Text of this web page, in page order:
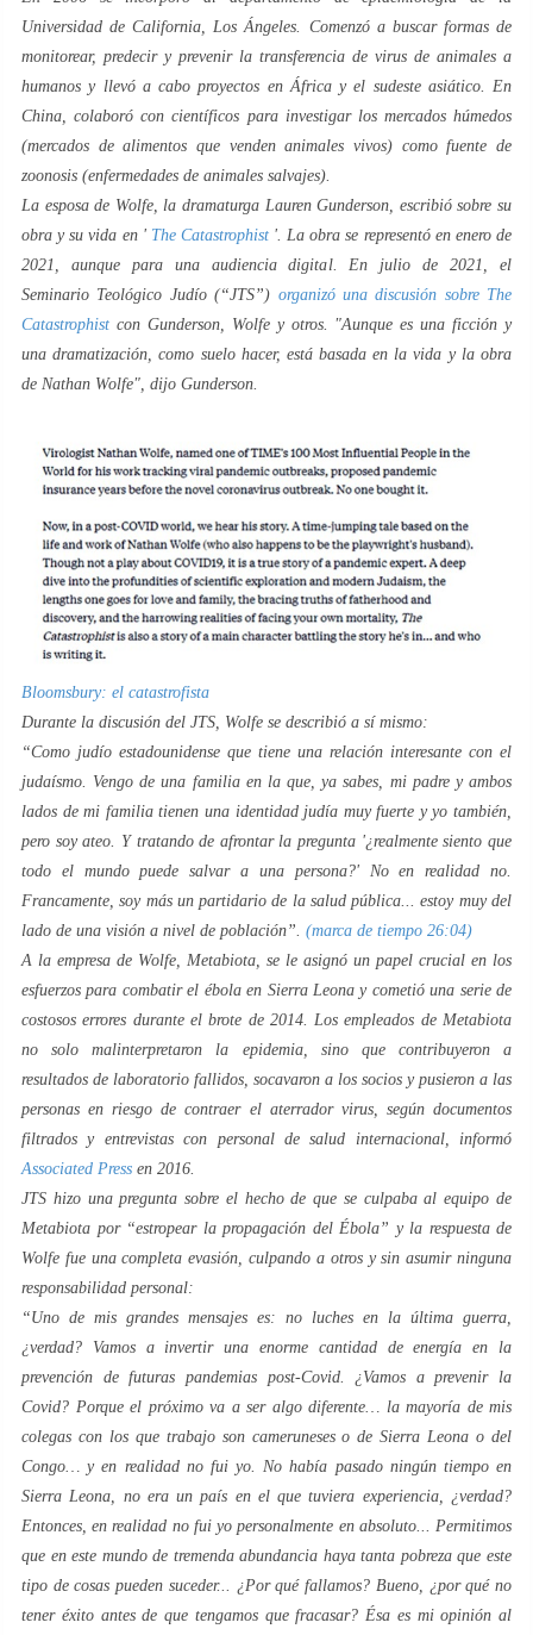
Universidad de California, Los Ángeles. Comenzó a buscar formas de
monitorear, predecir y prevenir la transferencia de virus de animales a
humanos y llevó a cabo proyectos en África y el sudeste asiático. En
China, colaboró ​​con científicos para investigar los mercados húmedos
(mercados de alimentos que venden animales vivos) como fuente de
zoonosis (enfermedades de animales salvajes).
La esposa de Wolfe, la dramaturga Lauren Gunderson, escribió sobre su
obra y su vida en ' The Catastrophist'. La obra se representó en enero de
2021, aunque para una audiencia digital. En julio de 2021, el
Seminario Teológico Judío (“JTS”) organizó una discusión sobre The
Catastrophist con Gunderson, Wolfe y otros. "Aunque es una ficción y
una dramatización, como suelo hacer, está basada en la vida y la obra
de Nathan Wolfe", dijo Gunderson.
Bloomsbury: el catastrofista
Durante la discusión del JTS, Wolfe se describió a sí mismo:
“Como judío estadounidense que tiene una relación interesante con el
judaísmo. Vengo de una familia en la que, ya sabes, mi padre y ambos
lados de mi familia tienen una identidad judía muy fuerte y yo también,
pero soy ateo. Y tratando de afrontar la pregunta '¿realmente siento que
todo el mundo puede salvar a una persona?' No en realidad no.
Francamente, soy más un partidario de la salud pública... estoy muy del
lado de una visión a nivel de población”. (marca de tiempo 26:04)
A la empresa de Wolfe, Metabiota, se le asignó un papel crucial en los
esfuerzos para combatir el ébola en Sierra Leona y cometió una serie de
costosos errores durante el brote de 2014. Los empleados de Metabiota
no solo malinterpretaron la epidemia, sino que contribuyeron a
resultados de laboratorio fallidos, socavaron a los socios y pusieron a las
personas en riesgo de contraer el aterrador virus, según documentos
filtrados y entrevistas con personal de salud internacional, informó
Associated Press en 2016.
JTS hizo una pregunta sobre el hecho de que se culpaba al equipo de
Metabiota por “estropear la propagación del Ébola” y la respuesta de
Wolfe fue una completa evasión, culpando a otros y sin asumir ninguna
responsabilidad personal:
“Uno de mis grandes mensajes es: no luches en la última guerra,
¿verdad? Vamos a invertir una enorme cantidad de energía en la
prevención de futuras pandemias post-Covid. ¿Vamos a prevenir la
Covid? Porque el próximo va a ser algo diferente… la mayoría de mis
colegas con los que trabajo son cameruneses o de Sierra Leona o del
Congo… y en realidad no fui yo. No había pasado ningún tiempo en
Sierra Leona, no era un país en el que tuviera experiencia, ¿verdad?
Entonces, en realidad no fui yo personalmente en absoluto... Permitimos
que en este mundo de tremenda abundancia haya tanta pobreza que este
tipo de cosas pueden suceder... ¿Por qué fallamos? Bueno, ¿por qué no
tener éxito antes de que tengamos que fracasar? Ésa es mi opinión al